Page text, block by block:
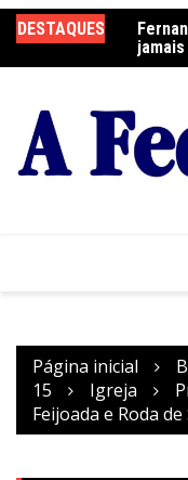
para
o
DESTAQUES Curso
Página inicial
15
Igreja
Feijoada e Roda